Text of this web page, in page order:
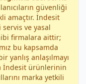
güvenliği
amaçtır. İndesit
ve yasal
firmalara aittir;
bu kapsamda
yanlış anlaşılmayı
İndesit ürünlerinin
marka yetkili